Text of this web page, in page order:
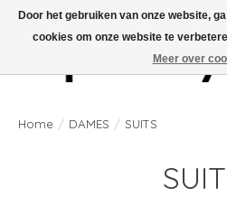
Home / DAMES / SUITS
Door het gebruiken van onze website,
cookies om onze website te
Meer over